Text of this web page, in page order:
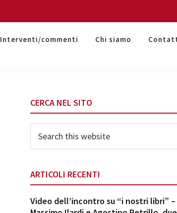
Interventi/commenti Chi siamo
Primary
Sidebar
CERCA NEL SITO
this
ARTICOLI RECENTI
Video dell’incontro su “i nostri libri” –